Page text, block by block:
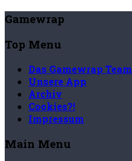
Gamewrap
Top Menu
Das Gamewrap Team
Unsere App
Archiv
Cookies?!
Impressum
Main Menu